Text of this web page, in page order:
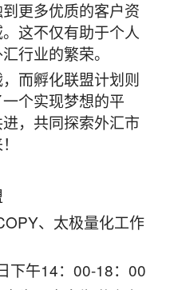
更多优质的客户资
这不仅有助于个人
行业的繁荣。
而孵化联盟计划则
个实现梦想的平
，共同探索外汇市
、太极量化工作
下午14：00-18：00